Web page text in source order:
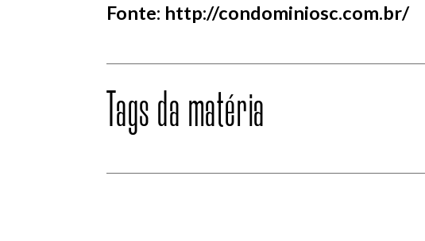
Fonte: http://condominiosc.com.br/
Tags da matéria